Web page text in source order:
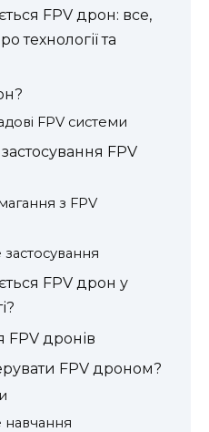
FPV дрон: все,
технології та
FPV системи
FPV
з FPV
FPV дрон у
дронів
FPV дроном?